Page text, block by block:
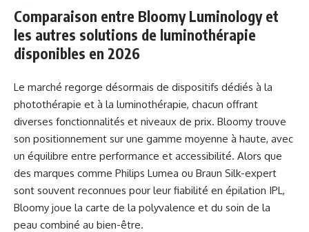
Comparaison entre Bloomy Luminology et
les autres solutions de luminothérapie
disponibles en 2026
Le marché regorge désormais de dispositifs dédiés à la
photothérapie et à la luminothérapie, chacun offrant
diverses fonctionnalités et niveaux de prix. Bloomy trouve
son positionnement sur une gamme moyenne à haute, avec
un équilibre entre performance et accessibilité. Alors que
des marques comme Philips Lumea ou Braun Silk-expert
sont souvent reconnues pour leur fiabilité en épilation IPL,
Bloomy joue la carte de la polyvalence et du soin de la
peau combiné au bien-être.